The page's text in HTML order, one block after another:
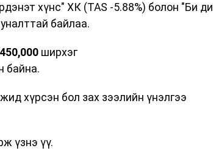
хүнс" ХК (TAS -5.88%) болон "Би ди
байлаа.
450,000 ширхэг
байна.
хүрсэн бол зах зээлийн үнэлгээ
үзнэ үү.